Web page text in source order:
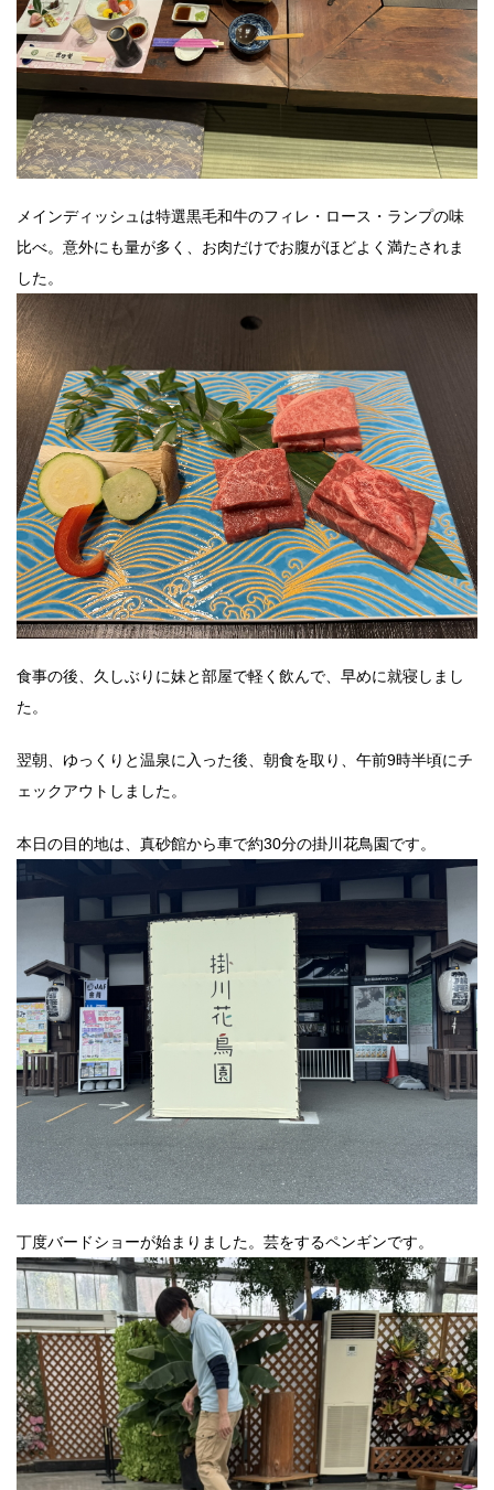
メインディッシュは特選黒毛和牛のフィレ・ロース・ランプの味
比べ。意外にも量が多く、お肉だけでお腹がほどよく満たされま
した。
食事の後、久しぶりに妹と部屋で軽く飲んで、早めに就寝しまし
た。
翌朝、ゆっくりと温泉に入った後、朝食を取り、午前9時半頃にチ
ェックアウトしました。
本日の目的地は、真砂館から車で約30分の掛川花鳥園です。
丁度バードショーが始まりました。芸をするペンギンです。